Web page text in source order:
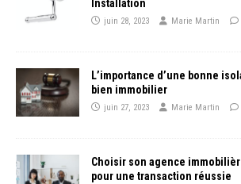
Installation
juin 28, 2023 Marie Martin
L’importance d’une bonne
bien immobilier
juin 27, 2023 Marie Martin
Choisir son agence
pour une transaction réussie